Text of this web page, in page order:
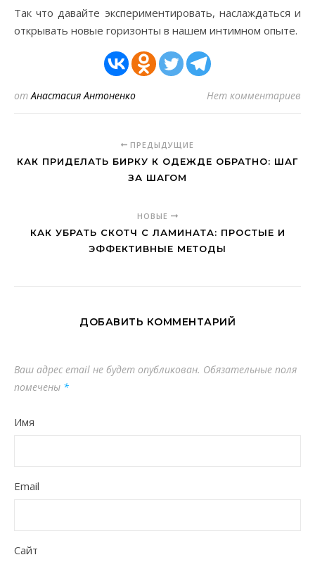
Так что давайте экспериментировать, наслаждаться и
открывать новые горизонты в нашем интимном опыте.
отАнастасия Антоненко Нет комментариев
ПРЕДЫДУЩИЕ
КАК ПРИДЕЛАТЬ БИРКУ К ОДЕЖДЕ ОБРАТНО: ШАГ
ЗА ШАГОМ
НОВЫЕ
КАК УБРАТЬ СКОТЧ С ЛАМИНАТА: ПРОСТЫЕ И
ЭФФЕКТИВНЫЕ МЕТОДЫ
ДОБАВИТЬ КОММЕНТАРИЙ
Ваш адрес email не будет опубликован. Обязательные поля
помечены *
Имя
Email
Сайт